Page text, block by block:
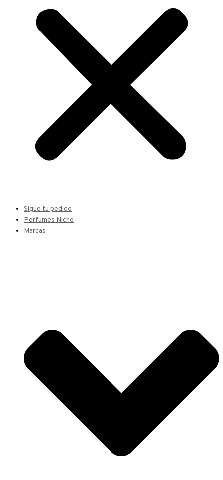
Sigue tu pedido
Perfumes Nicho
Marcas